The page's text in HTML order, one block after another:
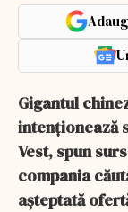
Gigantul
intenționează
Vest, spun
compania
așteptată